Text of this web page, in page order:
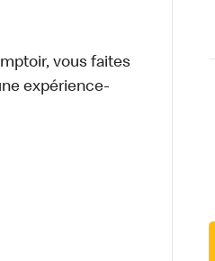
vous faites
expérience-